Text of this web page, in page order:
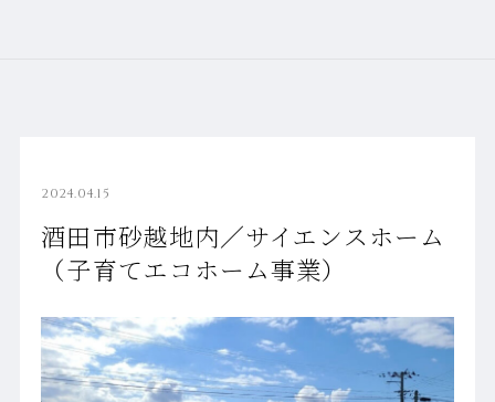
2024.04.15
酒田市砂越地内／サイエンスホーム
（子育てエコホーム事業）